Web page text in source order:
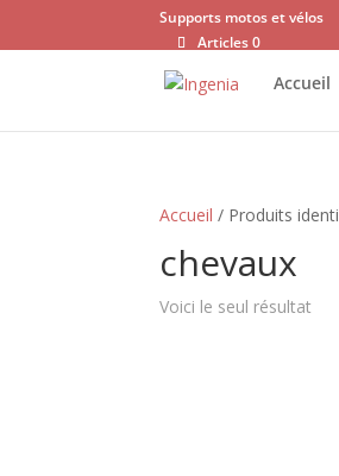
Supports motos et vélos
Articles 0
Accueil
Accueil / Produits
chevaux
Voici le seul résultat